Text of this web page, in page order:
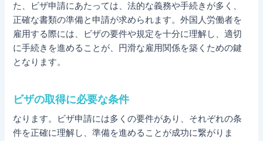
た、ビザ申請にあたっては、法的な義務や手続きが多く、
正確な書類の準備と申請が求められます。外国人労働者を
雇用する際には、ビザの要件や規定を十分に理解し、適切
に手続きを進めることが、円滑な雇用関係を築くための鍵
となります。
ビザの取得に必要な条件
なります。ビザ申請には多くの要件があり、それぞれの条
件を正確に理解し、準備を進めることが成功に繋がりま